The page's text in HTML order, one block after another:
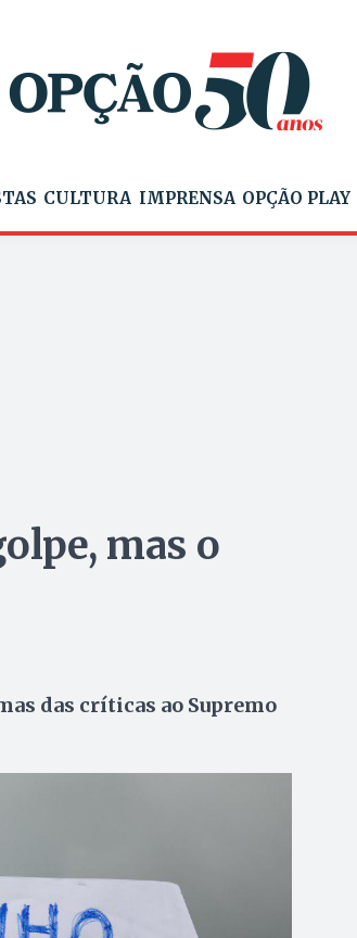
CULTURA IMPRENSA OPÇÃO PLAY
mas o
das críticas ao Supremo